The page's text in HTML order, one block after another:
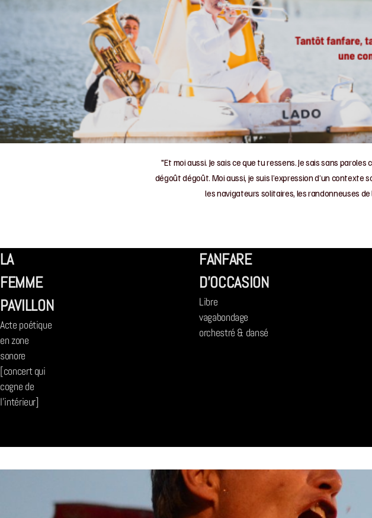
"Et moi aussi. Je sais ce que tu ressens. Je sais sans
dégoût dégoût. Moi aussi, je suis l’expression d’un contexte
les navigateurs solitaires, les randonneuses
LA
FEMME
PAVILLON
Acte poétique
en zone
sonore
[concert qui
cogne de
l'intérieur]
FANFARE
D'OCCASION
Libre
vagabondage
orchestré & dansé